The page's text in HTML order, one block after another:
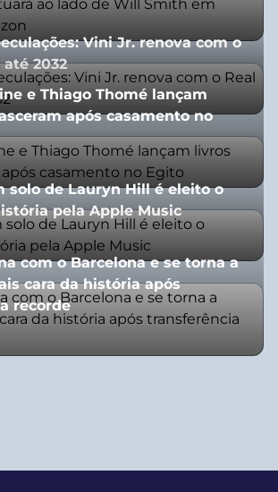
Vini Jr. renova com o
2032
e Thiago Thomé lançam
após casamento no
solo de Lauryn Hill é eleito o
pela Apple Music
com o Barcelona e se torna a
cara da história após
recorde